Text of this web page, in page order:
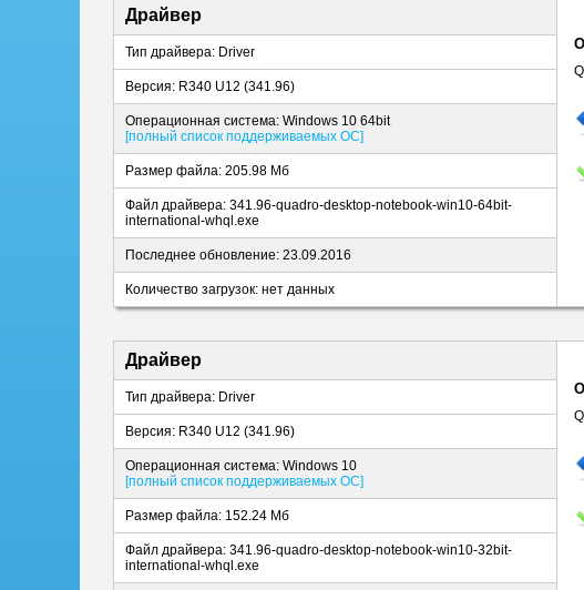
Драйвер
Тип драйвера: Driver
Версия: R340 U12 (341.96)
Операционная система: Windows 10 64bit
[полный список поддерживаемых ОС]
Размер файла: 205.98 Мб
Файл драйвера: 341.96-quadro-desktop-notebook-win10-64bit-
international-whql.exe
Последнее обновление: 23.09.2016
Количество загрузок: нет данных
Драйвер
Тип драйвера: Driver
Версия: R340 U12 (341.96)
Операционная система: Windows 10
[полный список поддерживаемых ОС]
Размер файла: 152.24 Мб
Файл драйвера: 341.96-quadro-desktop-notebook-win10-32bit-
international-whql.exe